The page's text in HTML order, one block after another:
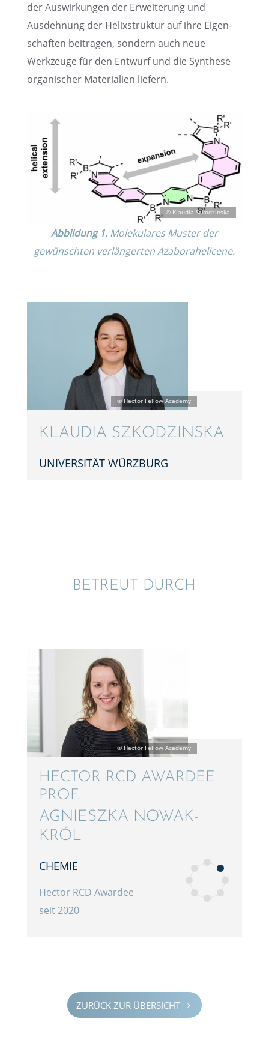
der Auswir­kun­gen der Erwei­te­rung und
Ausdeh­nung der Helix­struk­tur auf ihre Eigen­
schaf­ten beitra­gen, sondern auch neue
Werkzeuge für den Entwurf und die Synthese
organi­scher Materia­lien liefern.
Abbil­dung 1.Moleku­la­res Muster der
gewünsch­ten verlän­ger­ten Azaborahelicene.
KLAUDIA SZKOD­ZINSKA
UNIVER­SI­TÄT WÜRZBURG
BETREUT DURCH
HECTOR RCD AWARDEE
PROF.
AGNIESZKA NOWAK-
KRÓL
CHEMIE
Hector RCD Awardee
seit 2020
ZURÜCK ZUR ÜBERSICHT 5